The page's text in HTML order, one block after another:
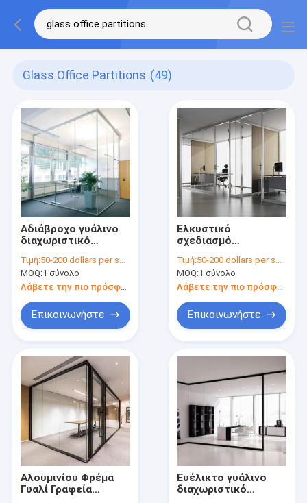
Glass Office Partitions (49)
Αδιάβροχο γυάλινο
διαχωριστικό
Τιμή:50-200 dollars per square meter
MOQ:1 σύνολο
Λάβετε την πιο πρόσφατη τιμή
Επικοινωνήστε
Ελκυστικό
σχεδιασμό
Γραφείο
διαχωριστικά
Ασφάλεια με
πολλαπλή σημεία
κλειδαριά
Τιμή:50-200 dollars per square meter
MOQ:1 σύνολο
Επικοινωνήστε
Αλουμινίου Φρέμα
Γυαλί Γραφεία
Ευέλικτο γυάλινο
διαχωριστικό